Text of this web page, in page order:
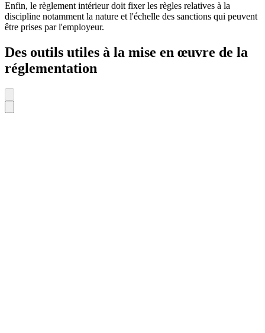
Enfin, le règlement intérieur doit fixer les règles relatives à la
discipline notamment la nature et l'échelle des sanctions qui peuvent
être prises par l'employeur.
Des outils utiles à la mise en œuvre de la
réglementation